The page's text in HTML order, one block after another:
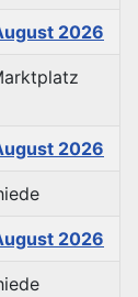
2026
2026
2026